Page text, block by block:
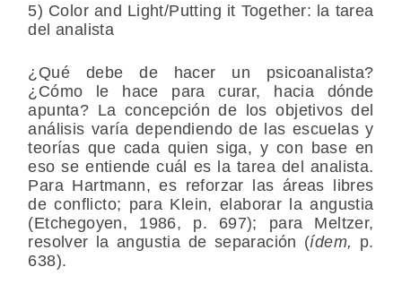
5) Color and Light/Putting it Together: la tarea
del analista
¿Qué debe de hacer un psicoanalista?
¿Cómo le hace para curar, hacia dónde
apunta? La concepción de los objetivos del
análisis varía dependiendo de las escuelas y
teorías que cada quien siga, y con base en
eso se entiende cuál es la tarea del analista.
Para Hartmann, es reforzar las áreas libres
de conflicto; para Klein, elaborar la angustia
(Etchegoyen, 1986, p. 697); para Meltzer,
resolver la angustia de separación (ídem, p.
638).